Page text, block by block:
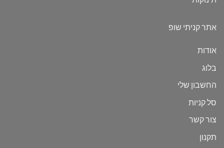
אתר קניתי שופ
אודות
בלוג
החשבון שלי
סל קניות
צור קשר
תקנון